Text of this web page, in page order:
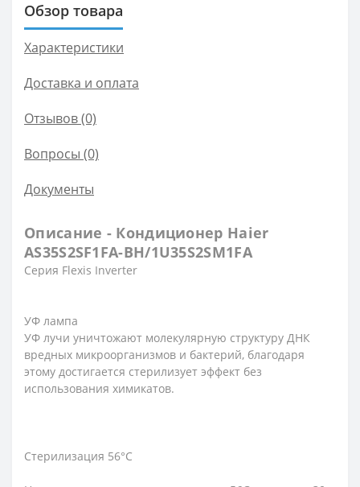
Обзор товара
Характеристики
Доставка и оплата
Отзывов (0)
Вопросы (0)
Документы
Описание - Кондиционер Haier
AS35S2SF1FA-BH/1U35S2SM1FA
Серия Flexis Inverter
УФ лампа
УФ лучи уничтожают молекулярную структуру ДНК
вредных микроорганизмов и бактерий, благодаря
этому достигается стерилизует эффект без
использования химикатов.
Стерилизация 56°С